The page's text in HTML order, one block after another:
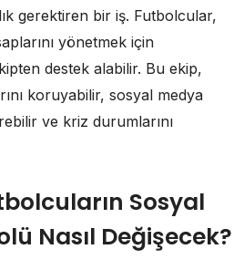
gerektiren bir iş. Futbolcular,
yönetmek için
destek alabilir. Bu ekip,
koruyabilir, sosyal medya
ve kriz durumlarını
Sosyal
Nasıl Değişecek?